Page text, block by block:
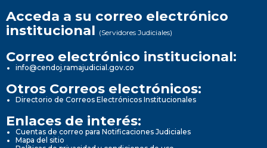
Acceda a su correo electrónico
institucional (Servidores Judiciales)
Correo electrónico institucional:
info@cendoj.ramajudicial.gov.co
Otros Correos electrónicos:
Directorio de Correos Electrónicos Institucionales
Enlaces de interés:
Cuentas de correo para Notificaciones Judiciales
Mapa del sitio